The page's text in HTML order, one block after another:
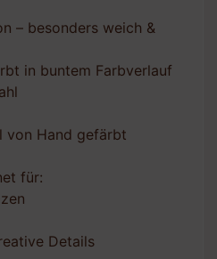
– besonders weich &
in buntem Farbverlauf
von Hand gefärbt
für:
Details